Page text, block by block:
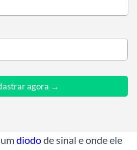
agora →
diodode sinal e onde ele